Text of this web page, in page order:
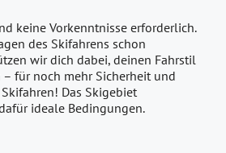
keine Vorkenntnisse erforderlich.
des Skifahrens schon
wir dich dabei, deinen Fahrstil
für noch mehr Sicherheit und
Das Skigebiet
ideale Bedingungen.